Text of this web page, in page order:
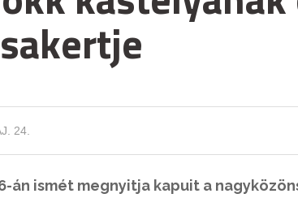
24.
án ismét megnyitja kapuit a